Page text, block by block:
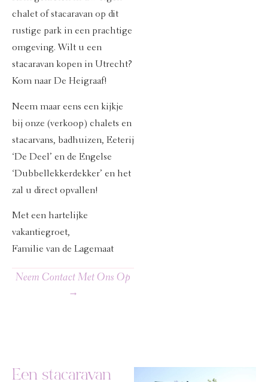
chalet of stacaravan op dit
rustige park in een prachtige
omgeving. Wilt u een
stacaravan kopen in Utrecht?
Kom naar De Heigraaf!
Neem maar eens een kijkje
bij onze (verkoop) chalets en
stacarvans, badhuizen, Eeterij
‘De Deel’ en de Engelse
‘Dubbellekkerdekker’ en het
zal u direct opvallen!
Met een hartelijke
vakantiegroet,
Familie van de Lagemaat
Neem Contact Met Ons Op
→
Een stacaravan